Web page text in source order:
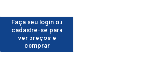
Faça seu login ou
cadastre-se para
ver preços e
comprar